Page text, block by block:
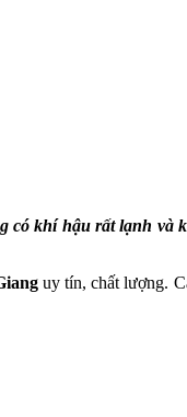
khí hậu rất lạnh
uy tín, chất lượng.